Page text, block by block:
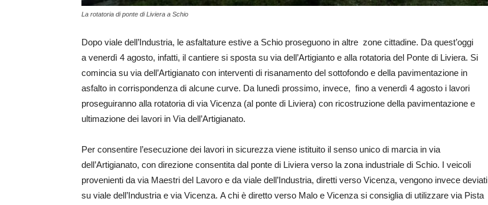
La rotatoria di ponte di Liviera a Schio
Dopo viale dell’Industria, le asfaltature estive a Schio proseguono in altre zone cittadine. Da quest’oggi
a venerdì 4 agosto, infatti, il cantiere si sposta su via dell’Artigianto e alla rotatoria del Ponte di Liviera. Si
comincia su via dell’Artigianato con interventi di risanamento del sottofondo e della pavimentazione in
asfalto in corrispondenza di alcune curve. Da lunedì prossimo, invece, fino a venerdì 4 agosto i lavori
proseguiranno alla rotatoria di via Vicenza (al ponte di Liviera) con ricostruzione della pavimentazione e
ultimazione dei lavori in Via dell’Artigianato.
Per consentire l’esecuzione dei lavori in sicurezza viene istituito il senso unico di marcia in via
dell’Artigianato, con direzione consentita dal ponte di Liviera verso la zona industriale di Schio. I veicoli
provenienti da via Maestri del Lavoro e da viale dell’Industria, diretti verso Vicenza, vengono invece deviati
su viale dell’Industria e via Vicenza. A chi è diretto verso Malo e Vicenza si consiglia di utilizzare via Pista